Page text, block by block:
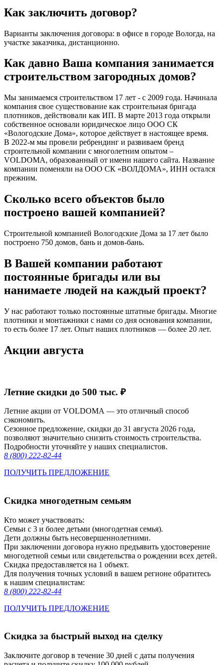
Как заключить договор?
Варианты заключения договора: в офисе в городе Вологда, на
участке заказчика, дистанционно.
Как давно Ваша компания занимается
строительством загородных домов?
Мы занимаемся строительством 17 лет - с 2009 года. Начинала
компания свое существование как строительная бригада
плотников, действовали как ИП. В марте 2013 года открыли
собственное основали юридическое лицо ООО СК
«Вологодские Дома», которое действует в настоящее время.
В 2022-м мы провели ребрендинг и развиваем бренд
строительной компании с многолетним опытом –
VOLDOMA, образованный от имени нашего сайта. Название
компании поменяли на ООО СК «ВОЛДОМА», ИНН остался
прежним.
Сколько всего объектов было
построено вашей компанией?
Строительной компанией Вологодские Дома за 17 лет было
построено 750 домов, бань и домов-бань.
В Вашей компании работают
постоянные бригады или вы
нанимаете людей на каждый проект?
У нас работают только постоянные штатные бригады. Многие
плотники и монтажники с нами со дня основания компании,
то есть более 17 лет. Опыт наших плотников — более 20 лет.
Акции августа
Летние скидки до 500 тыс. ₽
Летние акции от VOLDOMA — это отличный способ
сэкономить.
Сезонное предложение, скидки до 31 августа 2026 года,
позволяют значительно снизить стоимость строительства.
Подробности уточняйте у наших специалистов.
8 (800) 222-82-44
ПОЛУЧИТЬ ПРЕДЛОЖЕНИЕ
Скидка многодетным семьям
Кто может участвовать:
Семьи с 3 и более детьми (многодетная семья).
Дети должны быть несовершеннолетними.
При заключении договора нужно предъявить удостоверение
многодетной семьи или свидетельства о рождении всех детей.
Скидка предоставляется на 1 объект.
Для получения точных условий в вашем регионе обратитесь
к нашим специалистам:
8 (800) 222-82-44
ПОЛУЧИТЬ ПРЕДЛОЖЕНИЕ
Скидка за быстрый выход на сделку
Заключите договор в течение 30 дней с даты получения